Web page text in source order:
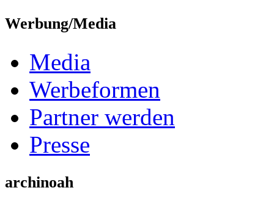
Werbung/Media
Media
Werbeformen
Partner werden
Presse
archinoah